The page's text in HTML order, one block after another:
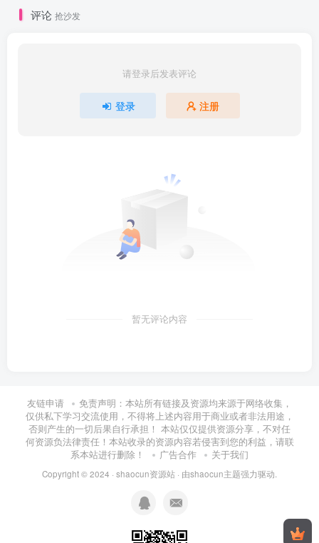
评论 抢沙发
请登录后发表评论
登录 注册
暂无评论内容
友链申请
免责声明：本站所有链接及资源均来源于网络收集，
仅供私下学习交流使用，不得将上述内容用于商业或者非法用途，
否则产生的一切后果自行承担！ 本站仅仅提供资源分享，不对任
何资源负法律责任！本站收录的资源内容若侵害到您的利益，请联
系本站进行删除！
广告合作 关于我们
Copyright © 2024 · shaocun资源站 · 由shaocun主题强力驱动.